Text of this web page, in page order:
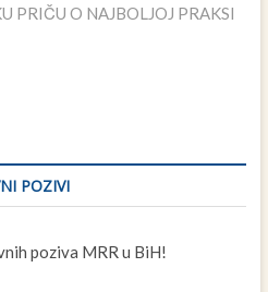
PRIČU O NAJBOLJOJ PRAKSI
POZIVI
poziva MRR u BiH!